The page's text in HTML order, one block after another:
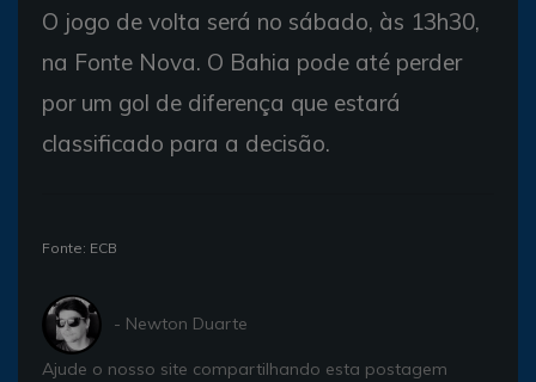
O jogo de volta será no sábado, às 13h30,
na Fonte Nova. O Bahia pode até perder
por um gol de diferença que estará
classificado para a decisão.
Fonte: ECB
- Newton Duarte
Ajude o nosso site compartilhando esta postagem